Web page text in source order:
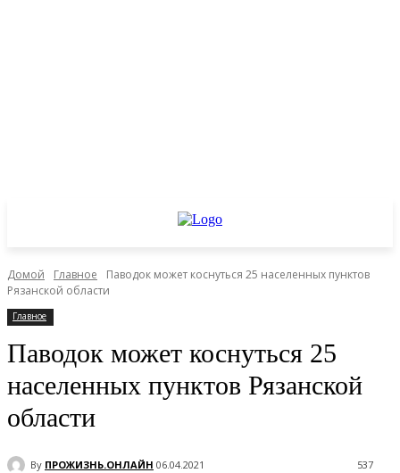
Домой Главное
Паводок может коснуться 25 населенных пунктов
Рязанской области
Главное
Паводок может коснуться 25
населенных пунктов Рязанской
области
By ПРОЖИЗНЬ.ОНЛАЙН 06.04.2021 537